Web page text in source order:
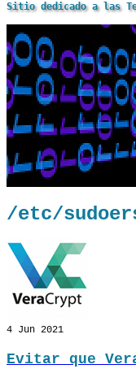
Sitio dedicado a las
/etc/
4 Jun 2021
Evitar que